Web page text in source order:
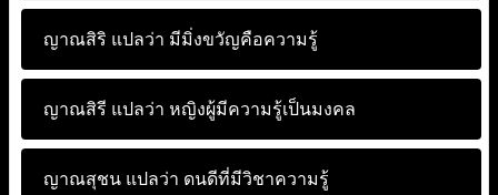
ญาณสิริ แปลว่า มีมิ่งขวัญคือความรู้
ญาณสิรี แปลว่า หญิงผู้มีความรู้เป็นมงคล
ญาณสุชน แปลว่า ดนดีที่มีวิชาความรู้